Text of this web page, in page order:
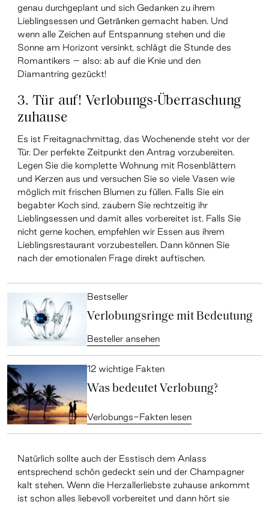
genau durchgeplant und sich Gedanken zu ihrem
Lieblingsessen und Getränken gemacht haben. Und
wenn alle Zeichen auf Entspannung stehen und die
Sonne am Horizont versinkt, schlägt die Stunde des
Romantikers – also: ab auf die Knie und den
Diamantring gezückt!
3. Tür auf! Verlobungs-Überraschung
zuhause
Es ist Freitagnachmittag, das Wochenende steht vor der
Tür. Der perfekte Zeitpunkt den Antrag vorzubereiten.
Legen Sie die komplette Wohnung mit Rosenblättern
und Kerzen aus und versuchen Sie so viele Vasen wie
möglich mit frischen Blumen zu füllen. Falls Sie ein
begabter Koch sind, zaubern Sie rechtzeitig ihr
Lieblingsessen und damit alles vorbereitet ist. Falls Sie
nicht gerne kochen, empfehlen wir Essen aus ihrem
Lieblingsrestaurant vorzubestellen. Dann können Sie
nach der emotionalen Frage direkt auftischen.
Bestseller
Verlobungsringe mit Bedeutung
Besteller ansehen
12 wichtige Fakten
Was bedeutet Verlobung?
Verlobungs-Fakten lesen
Natürlich sollte auch der Esstisch dem Anlass
entsprechend schön gedeckt sein und der Champagner
kalt stehen. Wenn die Herzallerliebste zuhause ankommt
ist schon alles liebevoll vorbereitet und dann hört sie